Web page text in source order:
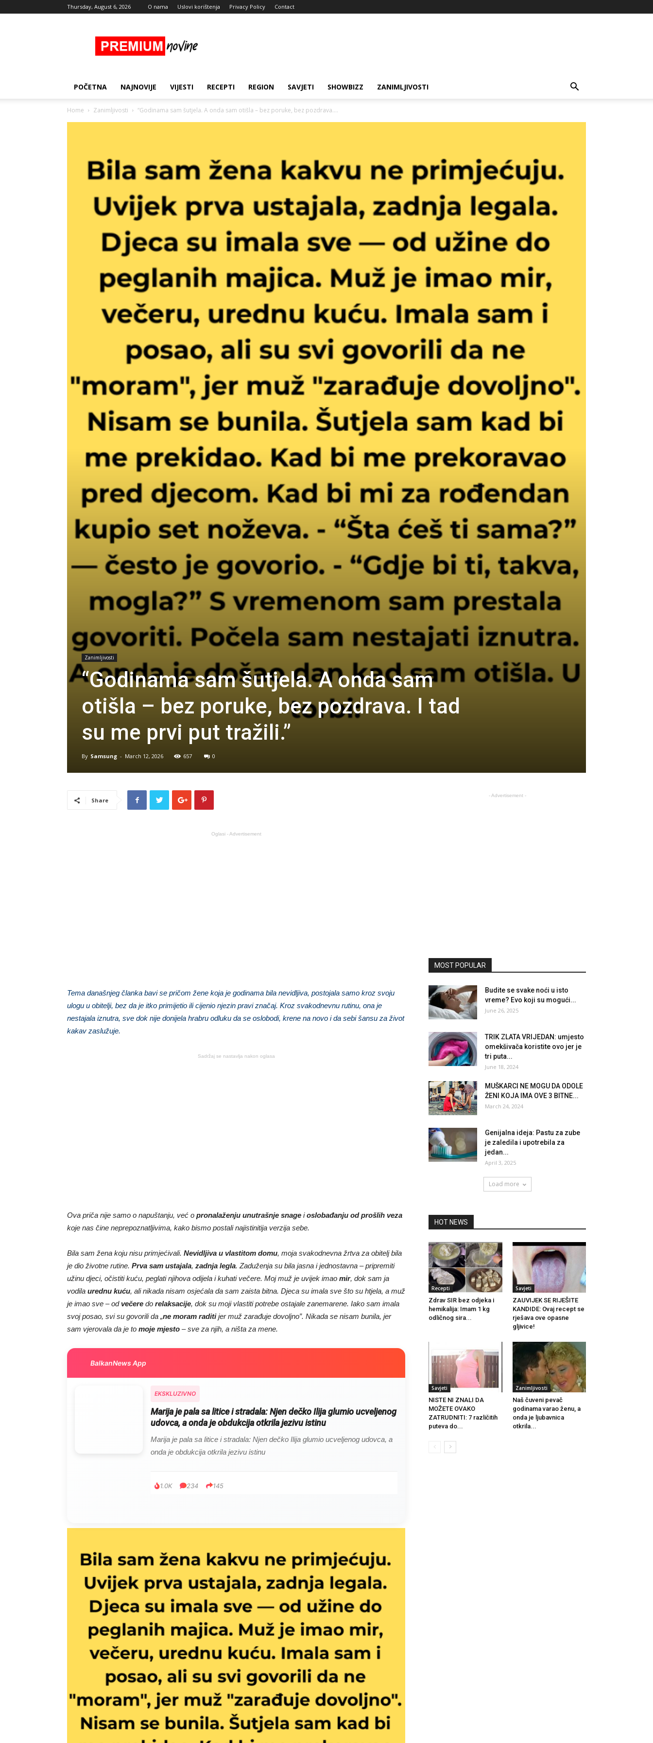
Thursday, August 6, 2026 O nama Uslovi korištenja Privacy Policy Contact
Novine
POČETNA NAJNOVIJE VIJESTI RECEPTI REGION SAVJETI SHOWBIZZ ZANIMLJIVOSTI
Home Zanimljivosti “Godinama sam šutjela. A onda sam otišla – bez poruke, bez pozdrava....
Zanimljivosti
“Godinama sam šutjela. A onda sam
otišla – bez poruke, bez pozdrava. I tad
su me prvi put tražili.”
By Samsung - March 12, 2026 657 0
Share
Oglasi - Advertisement
Tema današnjeg članka bavi se pričom žene koja je godinama bila nevidljiva, postojala samo kroz svoju
ulogu u obitelji, bez da je itko primijetio ili cijenio njezin pravi značaj. Kroz svakodnevnu rutinu, ona je
nestajala iznutra, sve dok nije donijela hrabru odluku da se oslobodi, krene na novo i da sebi šansu za život
kakav zaslužuje.
Sadržaj se nastavlja nakon oglasa
Ova priča nije samo o napuštanju, već o pronalaženju unutrašnje snage ioslobađanju od prošlih veza
koje nas čine neprepoznatljivima, kako bismo postali najistinitija verzija sebe.
Bila sam žena koju nisu primjećivali. Nevidljiva u vlastitom domu, moja svakodnevna žrtva za obitelj bila
je dio životne rutine. Prva sam ustajala, zadnja legla. Zaduženja su bila jasna i jednostavna – pripremiti
užinu djeci, očistiti kuću, peglati njihova odijela i kuhati večere. Moj muž je uvijek imao mir, dok sam ja
vodila urednu kuću, ali nikada nisam osjećala da sam zaista bitna. Djeca su imala sve što su htjela, a muž
je imao sve – odvečere do relaksacije, dok su moji vlastiti potrebe ostajale zanemarene. Iako sam imala
svoj posao, svi su govorili da „ne moram raditijer muž zarađuje dovoljno”. Nikada se nisam bunila, jer
sam vjerovala da je to moje mjesto – sve za njih, a ništa za mene.
BalkanNews App
EKSKLUZIVNO
Marija je pala sa litice i stradala: Njen dečko Ilija glumio ucveljenog
udovca, a onda je obdukcija otkrila jezivu istinu
Marija je pala sa litice i stradala: Njen dečko Ilija glumio ucveljenog udovca, a
onda je obdukcija otkrila jezivu istinu
1.0K 234 145
- Advertisement -
MOST POPULAR
Budite se svake noći u isto
vreme? Evo koji su mogući...
June 26, 2025
TRIK ZLATA VRIJEDAN: umjesto
omekšivača koristite ovo jer je
tri puta...
June 18, 2024
MUŠKARCI NE MOGU DA ODOLE
ŽENI KOJA IMA OVE 3 BITNE...
March 24, 2024
Genijalna ideja: Pastu za zube
je zaledila i upotrebila za
jedan...
April 3, 2025
Load more
HOT NEWS
Recepti
Zdrav SIR bez odjeka i
hemikalija: Imam 1 kg
odličnog sira...
Savjeti
ZAUVIJEK SE RIJEŠITE
KANDIDE: Ovaj recept se
rješava ove opasne
gljivice!
Savjeti
NISTE NI ZNALI DA
MOŽETE OVAKO
ZATRUDNITI: 7 različitih
puteva do...
Zanimljivosti
Naš čuveni pevač
godinama varao ženu, a
onda je ljubavnica
otkrila...